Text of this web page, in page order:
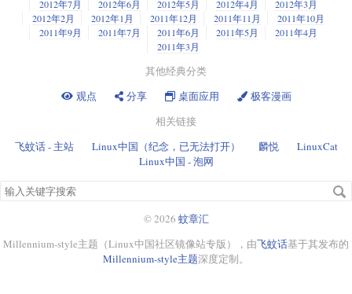
2012年7月
2012年6月 2012年5月 2012年4月
2012年3月
2012年2月
2012年1月 2011年12月 2011年11月
2011年10月
2011年9月
2011年7月 2011年6月 2011年5月
2011年4月
2011年3月
其他经典分类
观点
分享 桌面应用
极客漫画
相关链接
飞蚊话 - 主站
Linux中国（纪念，已无法打开） 麟悦
LinuxCat
Linux中国 - 泡网
搜
字
© 2026 蚊章汇
Millennium-style主题（Linux中国社区镜像站专版），由飞蚊话基于其发布的
Millennium-style主题深度定制。